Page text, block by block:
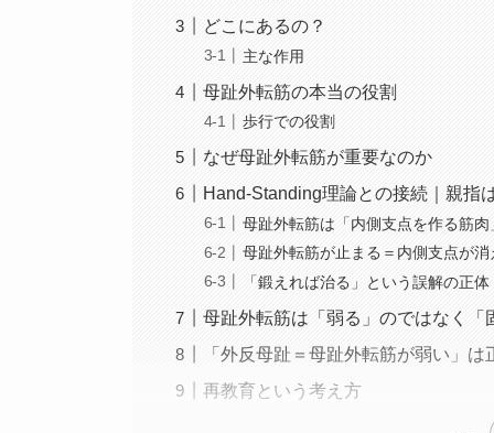
どこにあるの？
主な作用
母趾外転筋の本当の役割
歩行での役割
なぜ母趾外転筋が重要なのか
Hand-Standing理論との接続｜親指
母趾外転筋は「内側支点を作る筋肉
母趾外転筋が止まる＝内側支点が消
「鍛えれば治る」という誤解の正体
母趾外転筋は「弱る」のではなく「
「外反母趾＝母趾外転筋が弱い」は
再教育という考え方